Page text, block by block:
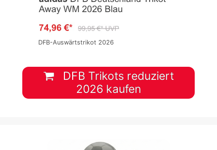
DFB-Auswärtstrikot 2026
DFB Trikots reduziert
2026 kaufen